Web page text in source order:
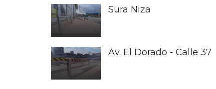
Sura Niza
Av. El Dorado - Calle 37